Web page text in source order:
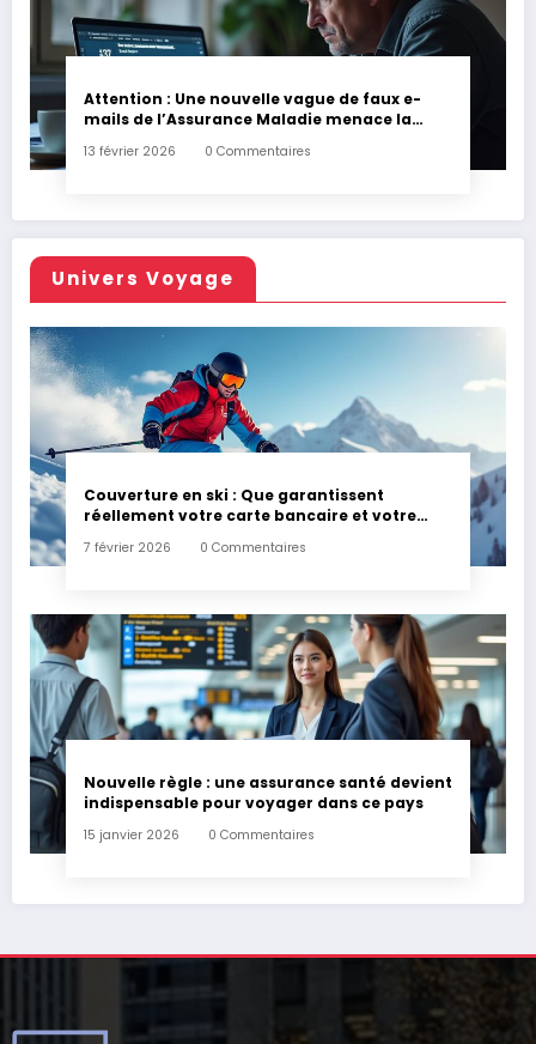
Attention : Une nouvelle vague de faux e-
mails de l’Assurance Maladie menace la
13 février 2026 0 Commentaires
Univers Voyage
Couverture en ski : Que garantissent
réellement votre carte bancaire et votre
7 février 2026 0 Commentaires
Nouvelle règle : une assurance santé devient
indispensable pour voyager dans ce pays
15 janvier 2026 0 Commentaires